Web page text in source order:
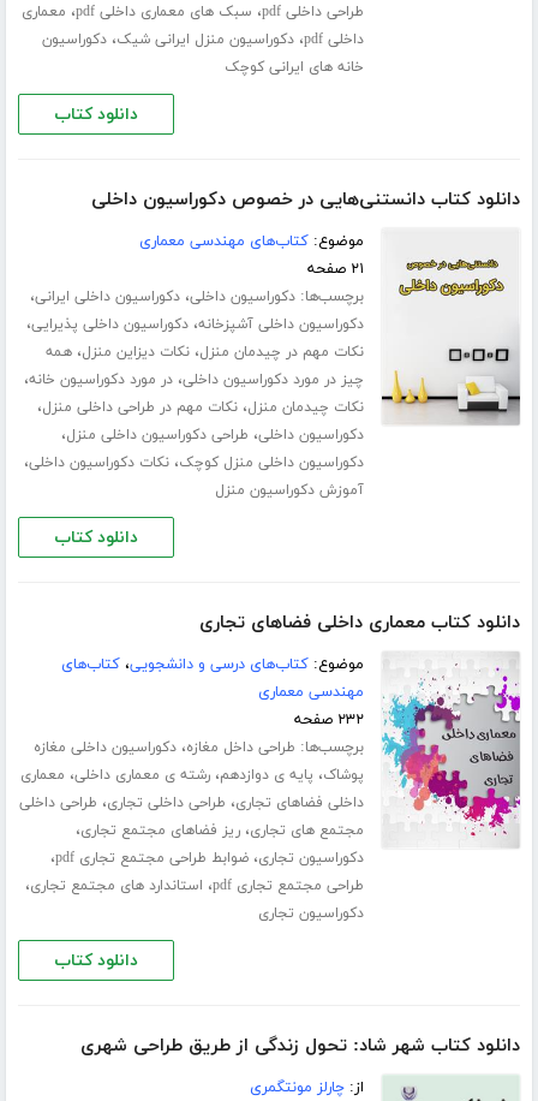
طراحی داخلی pdf
، سبک های معماری داخلی pdf ، معماری
داخلی pdf
،دکوراسیون منزل ایرانی شیک،دکوراسیون
خانه های ایرانی کوچک
دانلود کتاب
دانلود کتاب دانستنی‌هایی در خصوص دکوراسیون داخلی
موضوع:کتاب‌های مهندسی معماری
۲۱ صفحه
برچسب‌ها:دکوراسیون داخلی،دکوراسیون داخلی ایرانی،
دکوراسیون داخلی آشپزخانه،دکوراسیون داخلی پذیرایی،
نکات مهم در چیدمان منزل،نکات دیزاین منزل،همه
چیز در مورد دکوراسیون داخلی،در مورد دکوراسیون خانه،
نکات چیدمان منزل،نکات مهم در طراحی داخلی منزل،
دکوراسیون داخلی، طراحی دکوراسیون داخلی منزل،
دکوراسیون داخلی منزل کوچک،نکات دکوراسیون داخلی،
آموزش دکوراسیون منزل
دانلود کتاب
دانلود کتاب معماری داخلی فضاهای تجاری
موضوع:کتاب‌های درسی و دانشجویی،کتاب‌های
مهندسی معماری
۲۳۲ صفحه
برچسب‌ها: طراحی داخل مغازه،دکوراسیون داخلی مغازه
پوشاک، پایه ی دوازدهم،رشته ی معماری داخلی، معماری
داخلی فضاهای تجاری، طراحی داخلی تجاری، طراحی داخلی
مجتمع های تجاری،ریز فضاهای مجتمع تجاری،
دکوراسیون تجاری،ضوابط طراحی مجتمع تجاری pdf ،
طراحی مجتمع تجاری pdf ، استاندارد های مجتمع تجاری،
دکوراسیون تجاری
دانلود کتاب
دانلود کتاب شهر شاد: تحول زندگی از طریق طراحی شهری
از:چارلز مونتگمری